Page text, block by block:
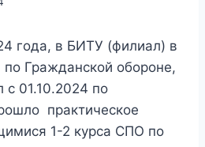
года, в БИТУ (филиал) в
Гражданской обороне,
с 01.10.2024 по
практическое
1-2 курса СПО по